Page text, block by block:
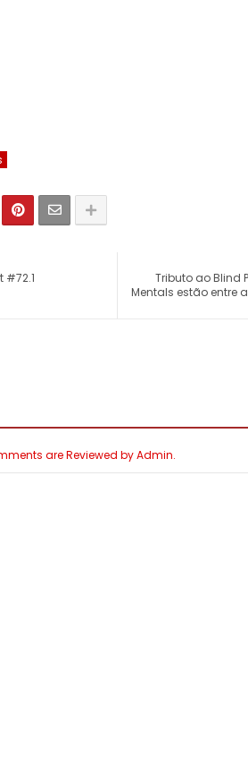
Tributo ao Blind
Mentals estão entre
#72.1
are Reviewed by Admin.